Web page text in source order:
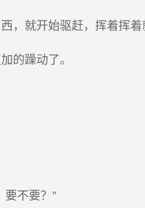
就开始驱赶，挥着挥着
的躁动了。
不要？”